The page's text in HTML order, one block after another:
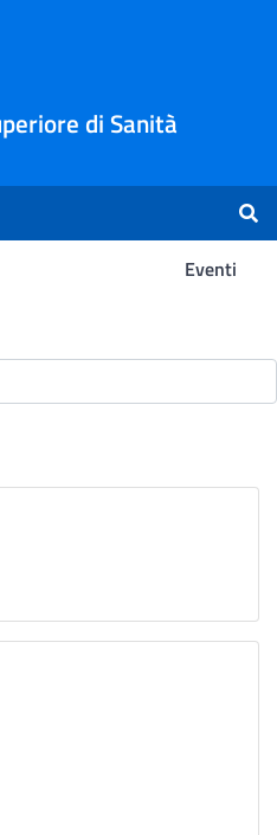
di Sanità
Eventi
Ricerca -